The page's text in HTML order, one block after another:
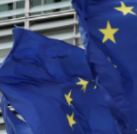
高位 航空公司盈利或
把握「金融＋」機遇
無依據
其入境